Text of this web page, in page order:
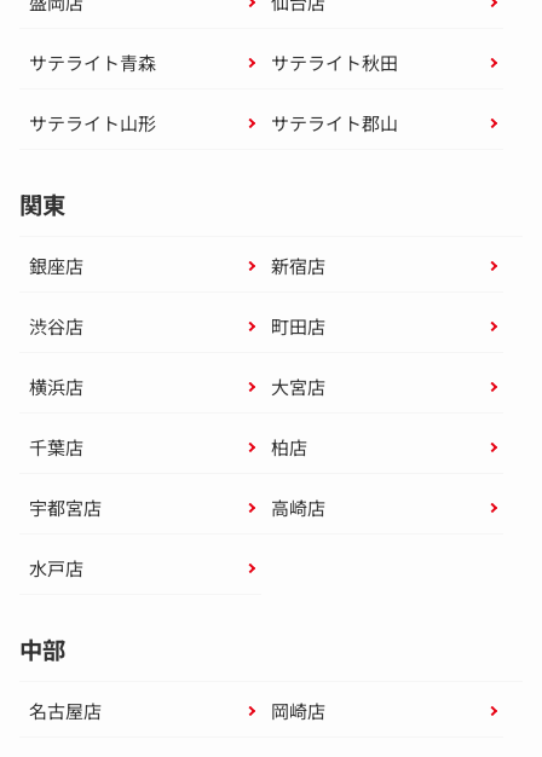
サテライト青森 サテライト秋田
サテライト山形 サテライト郡山
関東
銀座店 新宿店
渋谷店 町田店
横浜店 大宮店
千葉店 柏店
宇都宮店 高崎店
水戸店
中部
名古屋店 岡崎店